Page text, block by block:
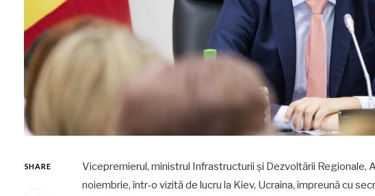
SHARE
Vicepremierul, ministrul Infrastructurii și Dezvoltării Regionale,
noiembrie, într-o vizită de lucru la Kiev, Ucraina, împreună cu